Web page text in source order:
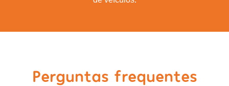
Perguntas frequentes